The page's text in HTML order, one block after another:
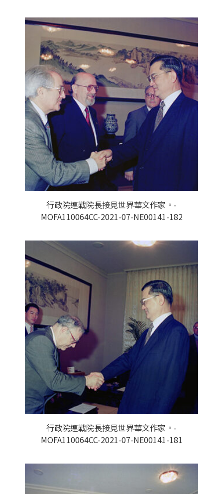
行政院連戰院長接見世界華文作家。-
MOFA110064CC-2021-07-NE00141-182
行政院連戰院長接見世界華文作家。-
MOFA110064CC-2021-07-NE00141-181